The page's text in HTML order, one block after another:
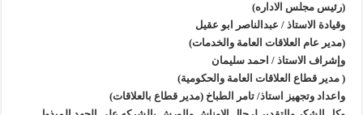
(رئيس مجلس الاداره)
وقيادة الاستاذ / عبدالناصر ابو عقيل
(مدير عام العلاقات العامة والخدمات)
وإشراف الاستاذ / احمد سليمان
( مدير قطاع العلاقات العامة والحكومية)
واعداد وتجهيز استاذ/ تامر الطباخ (مدير قطاع بالعلاقات)